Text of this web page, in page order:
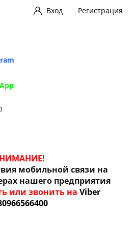
Вход Регистрация
мобильной связи на
нашего предприятия
или звонить на Viber